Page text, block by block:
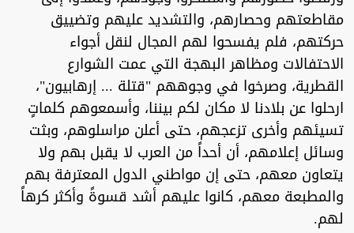
مقاطعتهم وحصارهم، والتشديد عليهم وتضييق
حركتهم، فلم يفسحوا لهم المجال لنقل أجواء
الاحتفالات ومظاهر البهجة التي عمت الشوارع
القطرية، وصرخوا في وجوههم "قتلة ... إرهابيون"،
ارحلوا عن بلادنا لا مكان لكم بيننا، وأسمعوهم كلماتٍ
تسيئهم وأخرى تزعجهم، حتى أعلن مراسلوهم، وبثت
وسائل إعلامهم، أن أحداً من العرب لا يقبل بهم ولا
يتعاون معهم، حتى إن مواطني الدول المعترفة بهم
والمطبعة معهم، كانوا عليهم أشد قسوةً وأكثر كرهاً
لهم.